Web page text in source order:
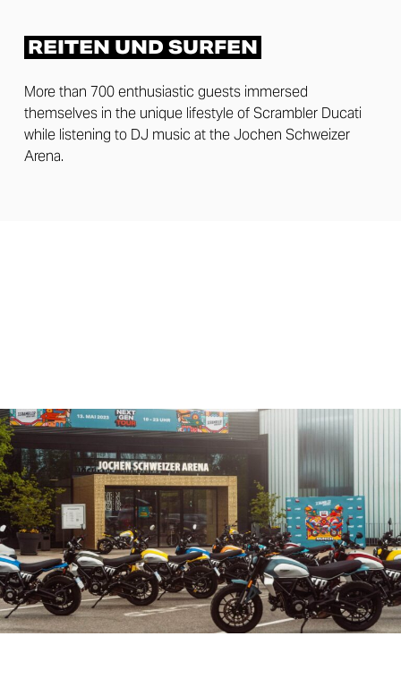
REITEN UND SURFEN
More than 700 enthusiastic guests immersed
themselves in the unique lifestyle of Scrambler Ducati
while listening to DJ music at the Jochen Schweizer
Arena.